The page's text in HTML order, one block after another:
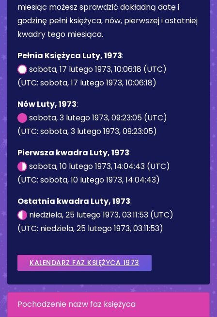
miesiąc możesz sprawdzić dokładną datę i
godzinę pełni księżyca, nów, pierwszej i ostatniej
kwadry tego miesiąca.
Pełnia Księżyca Luty, 1973:
sobota, 17 lutego 1973, 10:06:18 (UTC)
(UTC: sobota, 17 lutego 1973, 10:06:18)
Nów Luty, 1973:
sobota, 3 lutego 1973, 09:23:05 (UTC)
(UTC: sobota, 3 lutego 1973, 09:23:05)
Pierwsza kwadra Luty, 1973:
sobota, 10 lutego 1973, 14:04:43 (UTC)
(UTC: sobota, 10 lutego 1973, 14:04:43)
Ostatnia kwadra Luty, 1973:
niedziela, 25 lutego 1973, 03:11:53 (UTC)
(UTC: niedziela, 25 lutego 1973, 03:11:53)
KALENDARZ FAZ KSIĘŻYCA 1973
Pochodzenie nazw faz księżyca